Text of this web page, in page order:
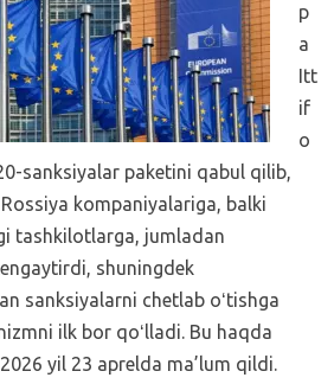
p
a
Itt
if
o
sanksiyalar paketini qabul qilib,
kompaniyalariga, balki
tashkilotlarga, jumladan
shuningdek
sanksiyalarni chetlab oʻtishga
ilk bor qoʻlladi. Bu haqda
yil 23 aprelda ma’lum qildi.